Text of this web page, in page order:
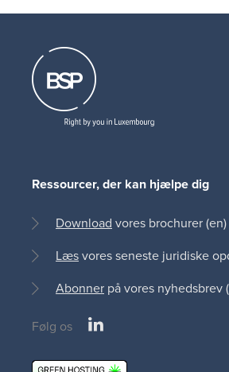
Ressourcer, der kan hjælpe dig
Download vores brochurer (en)
Læsvores seneste juridiske
Abonner på vores nyhedsbrev
Social
Følg os